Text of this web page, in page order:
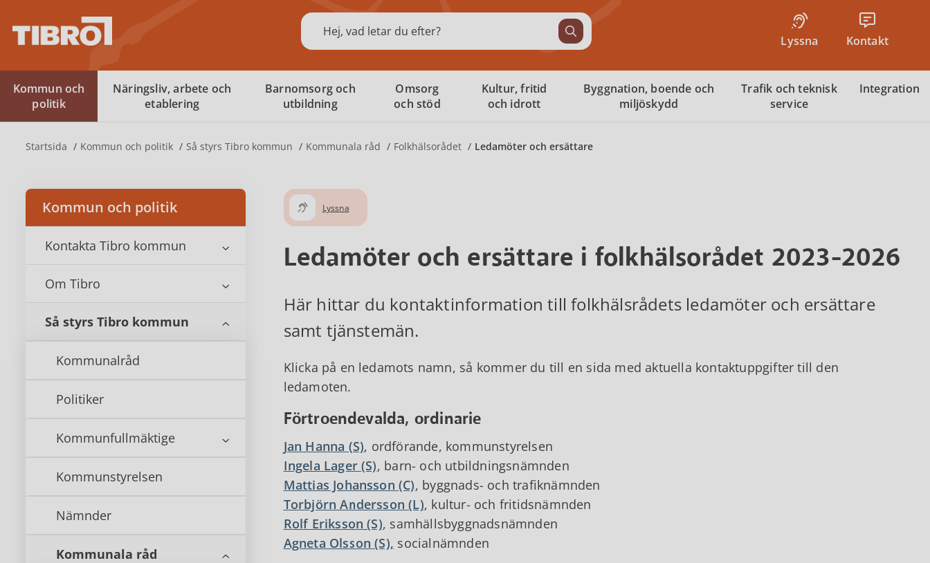
Sök
Lyssna Kontakt
Kommun och
politik
Näringsliv, arbete och
etablering
Barnomsorg och
utbildning
Omsorg
och stöd
Kultur, fritid
och idrott
Byggnation, boende och
miljöskydd
Trafik och teknisk
service
Integration
Startsida Kommun och politik Så styrs Tibro kommun Kommunala råd Folkhälsorådet Ledamöter och ersättare
Kommun och politik
Kontakta Tibro kommun
Om Tibro
Så styrs Tibro kommun
Kommunalråd
Politiker
Kommunfullmäktige
Kommunstyrelsen
Nämnder
Kommunala råd
Lyssna
Ledamöter och ersättare i folkhälsorådet 2023-2026
Här hittar du kontaktinformation till folkhälsrådets ledamöter och ersättare
samt tjänstemän.
Klicka på en ledamots namn, så kommer du till en sida med aktuella kontaktuppgifter till den
ledamoten.
Förtroendevalda, ordinarie
Jan Hanna (S), ordförande, kommunstyrelsen
Ingela Lager (S), barn- och utbildningsnämnden
Mattias Johansson (C), byggnads- och trafiknämnden
Torbjörn Andersson (L), kultur- och fritidsnämnden
Rolf Eriksson (S), samhällsbyggnadsnämnden
Agneta Olsson (S), socialnämnden